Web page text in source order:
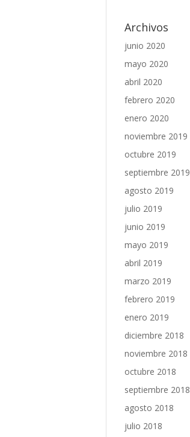
Archivos
junio 2020
mayo 2020
abril 2020
febrero 2020
enero 2020
noviembre 2019
octubre 2019
septiembre 2019
agosto 2019
julio 2019
junio 2019
mayo 2019
abril 2019
marzo 2019
febrero 2019
enero 2019
diciembre 2018
noviembre 2018
octubre 2018
septiembre 2018
agosto 2018
julio 2018